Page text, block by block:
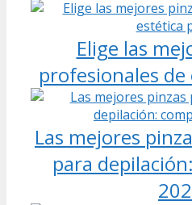
Elige las
profesionales
Las mejores
para